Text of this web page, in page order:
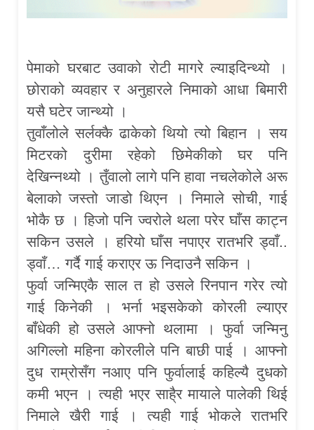
पेमाको घरबाट उवाको रोटी मागरे ल्याइदिन्थ्यो ।
छोराको व्यवहार र अनुहारले निमाको आधा बिमारी
यसै घटेर जान्थ्यो ।
तुवाँलोले सर्लक्कै ढाकेको थियो त्यो बिहान । सय
मिटरको दुरीमा रहेको छिमेकीको घर पनि
देखिन्नथ्यो । तुँवालो लागे पनि हावा नचलेकोले अरू
बेलाको जस्तो जाडो थिएन । निमाले सोची, गाई
भोकै छ । हिजो पनि ज्वरोले थला परेर घाँस काट्न
सकिन उसले । हरियो घाँस नपाएर रातभरि ड्वाँ..
ड्वाँ… गर्दै गाई कराएर ऊ निदाउनै सकिन ।
फुर्वा जन्मिएकै साल त हो उसले रिनपान गरेर त्यो
गाई किनेकी । भर्ना भइसकेको कोरली ल्याएर
बाँधेकी हो उसले आफ्नो थलामा । फुर्वा जन्मिनु
अगिल्लो महिना कोरलीले पनि बाछी पाई । आफ्नो
दुध राम्रोसँग नआए पनि फुर्वालाई कहिल्यै दुधको
कमी भएन । त्यही भएर साहै्र मायाले पालेकी थिई
निमाले खैरी गाई । त्यही गाई भोकले रातभरि